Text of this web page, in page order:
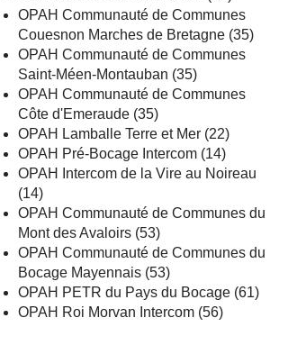
OPAH Communauté de Communes
Couesnon Marches de Bretagne (35)
OPAH Communauté de Communes
Saint-Méen-Montauban (35)
OPAH Communauté de Communes
Côte d'Emeraude (35)
OPAH Lamballe Terre et Mer (22)
OPAH Pré-Bocage Intercom (14)
OPAH Intercom de la Vire au Noireau
(14)
OPAH Communauté de Communes du
Mont des Avaloirs (53)
OPAH Communauté de Communes du
Bocage Mayennais (53)
OPAH PETR du Pays du Bocage (61)
OPAH Roi Morvan Intercom (56)